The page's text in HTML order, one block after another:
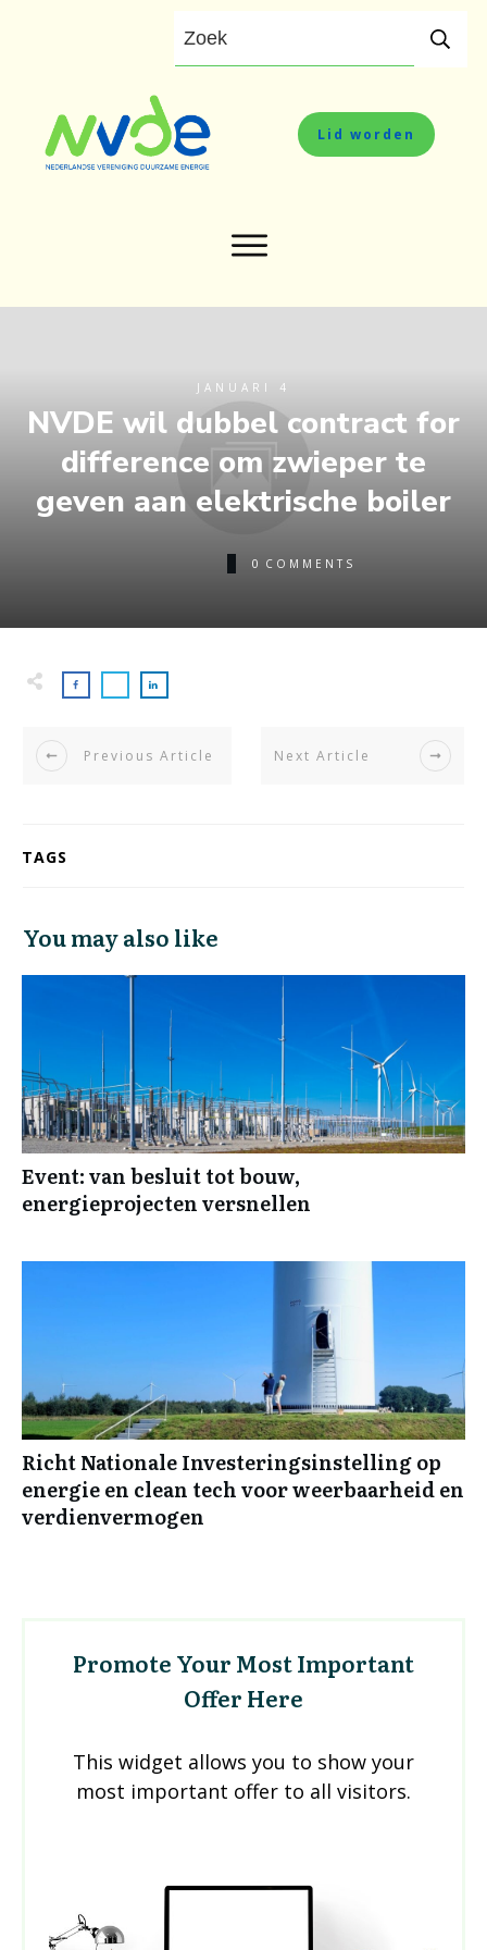
Lid worden
JANUARI 4
NVDE wil dubbel contract for
difference om zwieper te
geven aan elektrische boiler
0 COMMENTS
Previous Article Next Article
TAGS
You may also like
Event: van besluit tot bouw,
energieprojecten versnellen
Richt Nationale Investeringsinstelling op
energie en clean tech voor weerbaarheid en
verdienvermogen
Promote Your Most Important
Offer Here
This widget allows you to show your
most important offer to all visitors.